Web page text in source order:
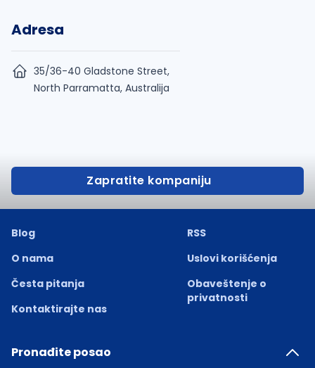
Adresa
35/36-40 Gladstone Street,
North Parramatta, Australija
Zapratite kompaniju
Blog
O nama
Česta pitanja
Kontaktirajte nas
RSS
Uslovi korišćenja
Obaveštenje o
privatnosti
Pronađite posao